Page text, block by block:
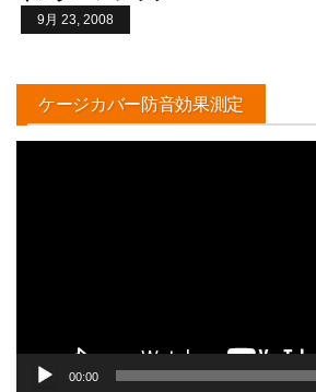
9月 23, 2008
ケージカバー防音効果測定
00:00